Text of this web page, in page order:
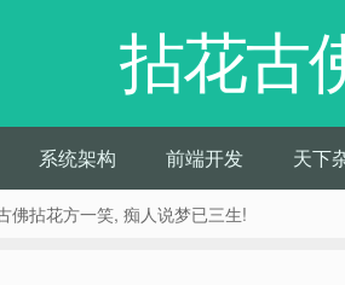
拈花古
系统架构 前端开发 天下
佛拈花方一笑, 痴人说梦已三生!